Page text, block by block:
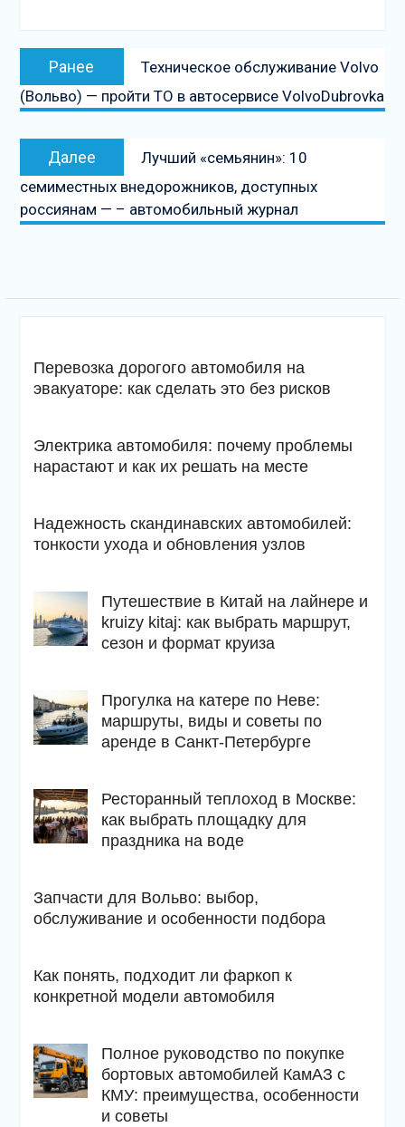
Навигация
записям
Ранее
Предыдущая
запись:
Техническое обслуживание Volvo
(Вольво) — пройти ТО в автосервисе VolvoDubrovka
Далее
Следующая
запись
Лучший «семьянин»: 10
семиместных внедорожников, доступных
россиянам — – автомобильный журнал
Перевозка дорогого автомобиля на
эвакуаторе: как сделать это без рисков
Электрика автомобиля: почему проблемы
нарастают и как их решать на месте
Надежность скандинавских автомобилей:
тонкости ухода и обновления узлов
Путешествие в Китай на лайнере и
kruizy kitaj: как выбрать маршрут,
сезон и формат круиза
Прогулка на катере по Неве:
маршруты, виды и советы по
аренде в Санкт-Петербурге
Ресторанный теплоход в Москве:
как выбрать площадку для
праздника на воде
Запчасти для Вольво: выбор,
обслуживание и особенности подбора
Как понять, подходит ли фаркоп к
конкретной модели автомобиля
Полное руководство по покупке
бортовых автомобилей КамАЗ с
КМУ: преимущества, особенности
и советы